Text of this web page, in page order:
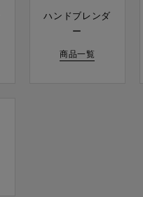
ハンドブレンダ
ー
商品一覧